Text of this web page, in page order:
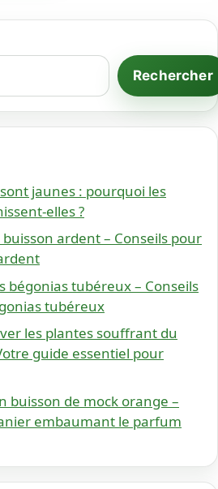
Rechercher
jaunes : pourquoi les
elles ?
buisson ardent – Conseils pour
bégonias tubéreux – Conseils
tubéreux
les plantes souffrant du
guide essentiel pour
buisson de mock orange –
embaumant le parfum